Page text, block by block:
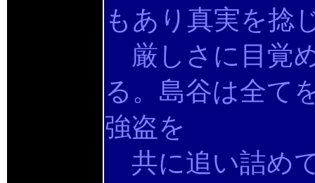
もあり真実を捻
厳しさに目覚
る。島谷は全て
強盗を
共に追い詰め